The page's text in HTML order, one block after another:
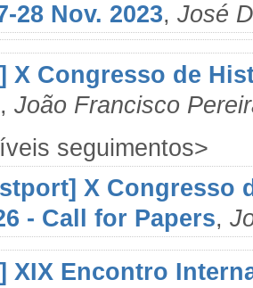
28 Nov. 2023, José
X Congresso de
, João Francisco
seguimentos>
X Congresso
- Call for Papers,
XIX Encontro